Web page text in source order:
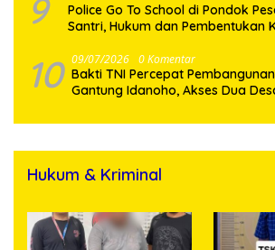
9
Police Go To School di Pondok
Santri, Hukum dan Pembentukan
10 09/07/2026 0 Komentar
Bakti TNI Percepat
Gantung Idanoho, Akses Dua
Hukum & Kriminal